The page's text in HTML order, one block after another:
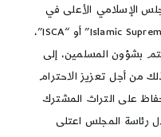
بها المجلس الإسلامي الأعلى في
أمريكا والمعروف إنجليزيًّا بـ”Islamic Supreme Council” أو “ISCA”،
بشؤون المسلمين، إلى
من أجل تعزيز الاحترام
على التراث المشترك
رئاسة المجلس اعتلى